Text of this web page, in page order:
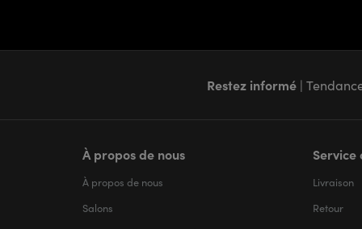
Restez informé |
À propos de nous
À propos de nous
Salons
Service
Livraison
Retour